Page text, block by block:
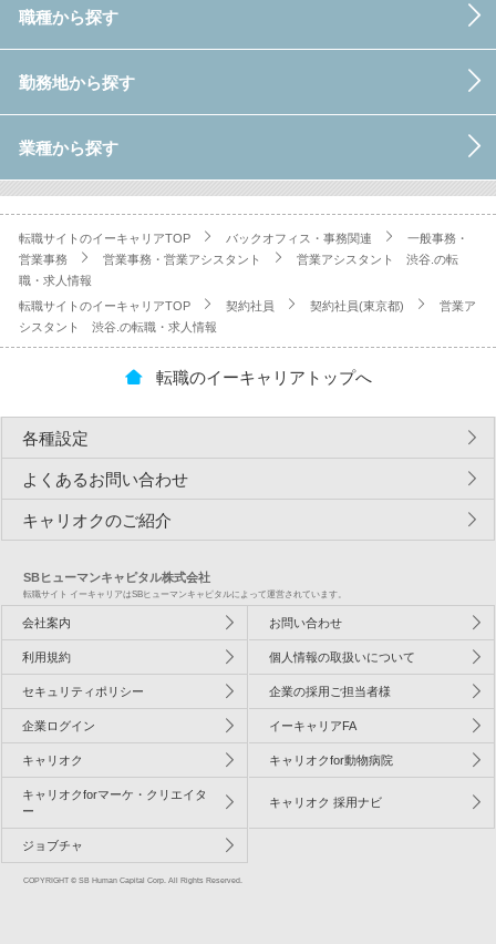
職種から探す
勤務地から探す
業種から探す
転職サイトのイーキャリアTOP バックオフィス・事務関連
一般事務・
営業事務
営業事務・営業アシスタント
営業アシスタント 渋谷.の転
職・求人情報
転職サイトのイーキャリアTOP
契約社員 契約社員(東京都)
営業ア
シスタント 渋谷.の転職・求人情報
転職のイーキャリアトップへ
各種設定
よくあるお問い合わせ
キャリオクのご紹介
SBヒューマンキャピタル株式会社
転職サイト イーキャリアはSBヒューマンキャピタルによって運営されています。
会社案内 お問い合わせ
利用規約 個人情報の取扱いについて
セキュリティポリシー 企業の採用ご担当者様
企業ログイン イーキャリアFA
キャリオク キャリオクfor動物病院
キャリオクforマーケ・クリエイタ
ー
キャリオク 採用ナビ
ジョブチャ
COPYRIGHT © SB Human Capital Corp. All Rights Reserved.